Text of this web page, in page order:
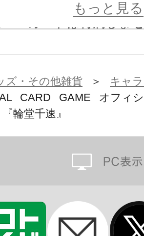
もっと見る
ズ・その他雑貨 ＞ キャ
CARD GAME オフィ
輪堂千速』